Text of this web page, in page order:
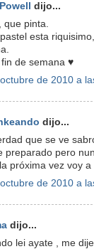
dijo...
que pinta.
esta
fin de semana ♥
de 2010 a
dijo...
que se ve
preparado pero
próxima vez voy
de 2010 a
dijo...
lei ayate , me